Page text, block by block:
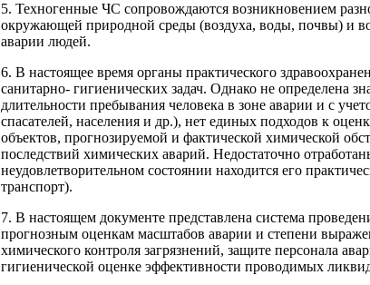
5. Техногенные ЧС сопровождаются возникновением
окружающей природной среды (воздуха, воды, почвы) и
аварии людей.
6. В настоящее время органы практического
санитарно- гигиенических задач. Однако не определена
длительности пребывания челове­ка в зоне аварии и с
спасателей, населения и др.), нет единых подхо­дов к
объектов, прогнозируемой и фактической химической
последст­вий химических аварий. Недостаточно
неудовлетворитель­ном состоянии находится его
транспорт).
7. В настоящем документе представлена система
прогнозным оценкам масштабов аварии и степени
химического контроля загряз­нений, защите персонала
гигиенической оценке эффективно­сти проводимых